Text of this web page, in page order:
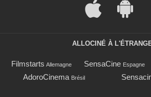
ALLOCINÉ À
Filmstarts Allemagne SensaCine Espagne
AdoroCinema Brésil